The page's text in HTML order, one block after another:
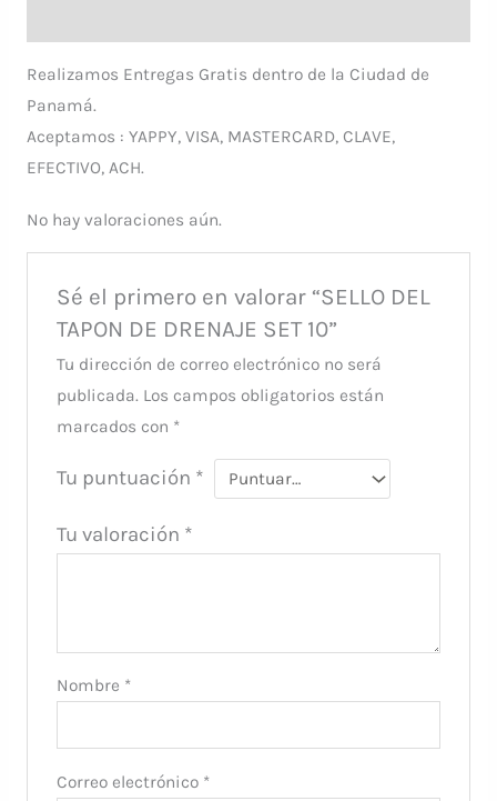
Realizamos Entregas Gratis dentro de la Ciudad de
Panamá.
Aceptamos : YAPPY, VISA, MASTERCARD, CLAVE,
EFECTIVO, ACH.
No hay valoraciones aún.
Sé el primero en valorar “SELLO DEL
TAPON DE DRENAJE SET 10”
Tu dirección de correo electrónico no será
publicada. Los campos obligatorios están
marcados con *
Tu puntuación *
Tu valoración *
Nombre *
Correo electrónico *